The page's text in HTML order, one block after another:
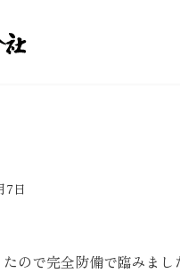
7日
ので完全防備で臨みまし